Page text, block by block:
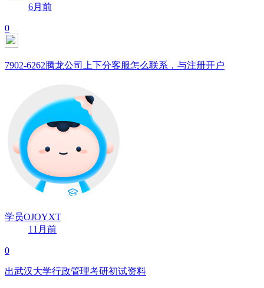
6月前
0
7902-6262腾龙公司上下分客服怎么联系，与注册开户
学员OJOYXT
11月前
0
出武汉大学行政管理考研初试资料